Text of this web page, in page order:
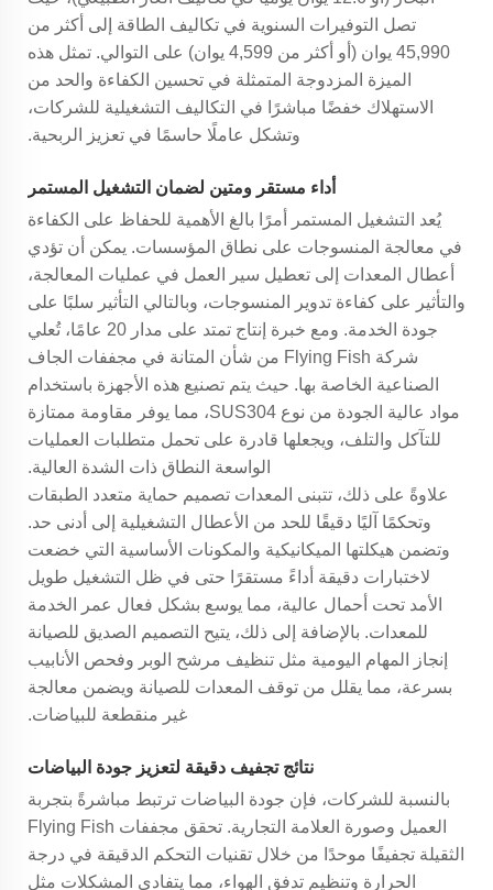
تصل التوفيرات السنوية في تكاليف الطاقة إلى أكثر من
45,990 يوان (أو أكثر من 4,599 يوان) على التوالي. تمثل هذه
الميزة المزدوجة المتمثلة في تحسين الكفاءة والحد من
الاستهلاك خفضًا مباشرًا في التكاليف التشغيلية للشركات،
وتشكل عاملًا حاسمًا في تعزيز الربحية.
أداء مستقر ومتين لضمان التشغيل المستمر
يُعد التشغيل المستمر أمرًا بالغ الأهمية للحفاظ على الكفاءة
في معالجة المنسوجات على نطاق المؤسسات. يمكن أن تؤدي
أعطال المعدات إلى تعطيل سير العمل في عمليات المعالجة،
والتأثير على كفاءة تدوير المنسوجات، وبالتالي التأثير سلبًا على
جودة الخدمة. ومع خبرة إنتاج تمتد على مدار 20 عامًا، تُعلي
شركة Flying Fish من شأن المتانة في مجففات الجاف
الصناعية الخاصة بها. حيث يتم تصنيع هذه الأجهزة باستخدام
مواد عالية الجودة من نوع SUS304، مما يوفر مقاومة ممتازة
للتآكل والتلف، ويجعلها قادرة على تحمل متطلبات العمليات
الواسعة النطاق ذات الشدة العالية.
علاوةً على ذلك، تتبنى المعدات تصميم حماية متعدد الطبقات
وتحكمًا آليًا دقيقًا للحد من الأعطال التشغيلية إلى أدنى حد.
وتضمن هيكلتها الميكانيكية والمكونات الأساسية التي خضعت
لاختبارات دقيقة أداءً مستقرًا حتى في ظل التشغيل طويل
الأمد تحت أحمال عالية، مما يوسع بشكل فعال عمر الخدمة
للمعدات. بالإضافة إلى ذلك، يتيح التصميم الصديق للصيانة
إنجاز المهام اليومية مثل تنظيف مرشح الوبر وفحص الأنابيب
بسرعة، مما يقلل من توقف المعدات للصيانة ويضمن معالجة
غير منقطعة للبياضات.
نتائج تجفيف دقيقة لتعزيز جودة البياضات
بالنسبة للشركات، فإن جودة البياضات ترتبط مباشرةً بتجربة
العميل وصورة العلامة التجارية. تحقق مجففات Flying Fish
الثقيلة تجفيفًا موحدًا من خلال تقنيات التحكم الدقيقة في درجة
الحرارة وتنظيم تدفق الهواء، مما يتفادى المشكلات مثل